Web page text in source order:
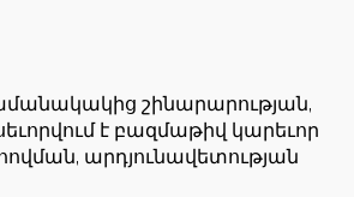
շինարարության,
է բազմաթիվ կարեւոր
արդյունավետության